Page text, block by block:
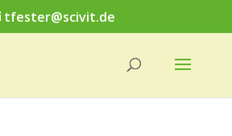
tfester@scivit.de